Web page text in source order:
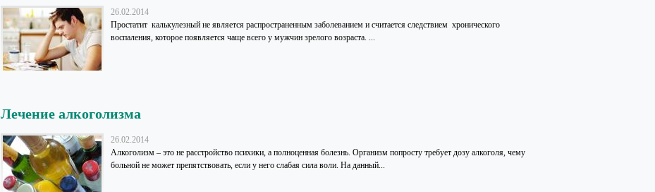
26.02.2014
Простатит калькулезный не является распространенным заболеванием и считается следствием хронического
воспаления, которое появляется чаще всего у мужчин зрелого возраста. ...
Лечение алкоголизма
26.02.2014
Алкоголизм – это не расстройство психики, а полноценная болезнь. Организм попросту требует дозу алкоголя, чему
больной не может препятствовать, если у него слабая сила воли. На данный...